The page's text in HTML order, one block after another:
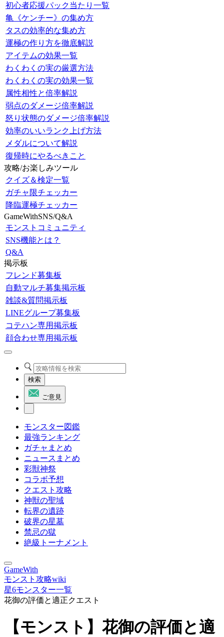
初心者応援パック当たり一覧
亀《ケンチー》の集め方
タスの効率的な集め方
運極の作り方を徹底解説
アイテムの効果一覧
わくわくの実の厳選方法
わくわくの実の効果一覧
属性相性と倍率解説
弱点のダメージ倍率解説
怒り状態のダメージ倍率解説
効率のいいランク上げ方法
メダルについて解説
復帰時にやるべきこと
攻略/お楽しみツール
クイズ＆検定一覧
ガチャ限チェッカー
降臨運極チェッカー
GameWithSNS/Q&A
モンストコミュニティ
SNS機能とは？
Q&A
掲示板
フレンド募集板
自動マルチ募集掲示板
雑談&質問掲示板
LINEグループ募集板
コテハン専用掲示板
顔合わせ専用掲示板
検索
ご意見
モンスター図鑑
最強ランキング
ガチャまとめ
ニュースまとめ
彩獣神祭
コラボ予想
クエスト攻略
神獣の聖域
転界の遺跡
破界の星墓
禁忌の獄
絶級トーナメント
GameWith
モンスト攻略wiki
星6モンスター一覧
花御の評価と適正クエスト
【モンスト】花御の評価と適